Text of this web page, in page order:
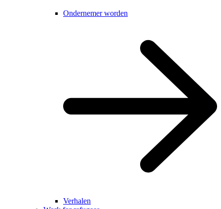
Ondernemer worden
Verhalen